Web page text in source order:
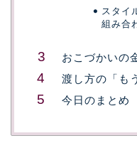
スタイ
組み合
おこづかいの
渡し方の「も
今日のまとめ